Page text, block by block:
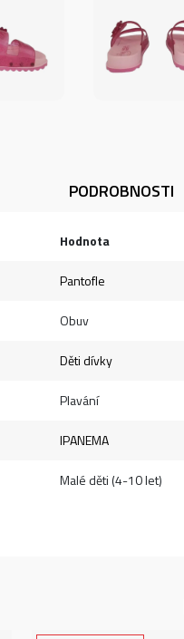
PODROBNOSTI
Hodnota
Pantofle
Obuv
Děti dívky
Plavání
IPANEMA
Malé děti (4-10 let)